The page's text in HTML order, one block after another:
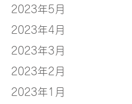
2023年5月
2023年4月
2023年3月
2023年2月
2023年1月